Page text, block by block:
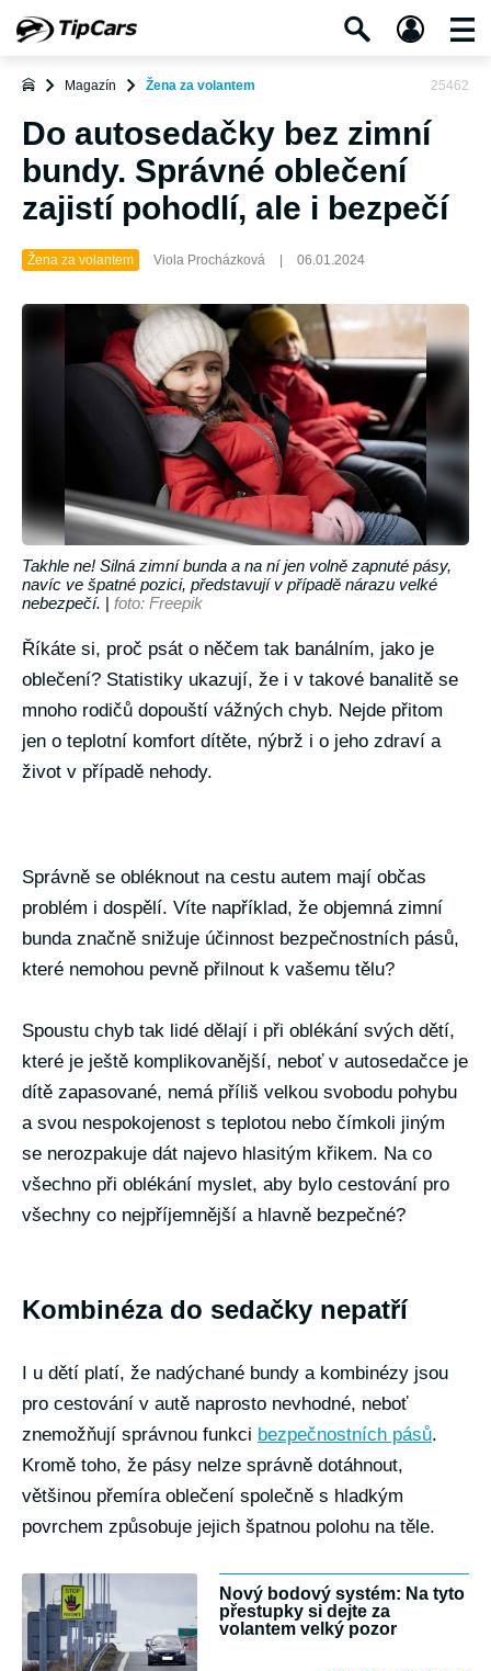
Magazín Žena za volantem 25462
Do autosedačky bez zimní
bundy. Správné oblečení
zajistí pohodlí, ale i bezpečí
Žena za volantem Viola Procházková 06.01.2024
Takhle ne! Silná zimní bunda a na ní jen volně zapnuté pásy,
navíc ve špatné pozici, představují v případě nárazu velké
nebezpečí. | foto: Freepik
Říkáte si, proč psát o něčem tak banálním, jako je
oblečení? Statistiky ukazují, že i v takové banalitě se
mnoho rodičů dopouští vážných chyb. Nejde přitom
jen o teplotní komfort dítěte, nýbrž i o jeho zdraví a
život v případě nehody.
Správně se obléknout na cestu autem mají občas
problém i dospělí. Víte například, že objemná zimní
bunda značně snižuje účinnost bezpečnostních pásů,
které nemohou pevně přilnout k vašemu tělu?
Spoustu chyb tak lidé dělají i při oblékání svých dětí,
které je ještě komplikovanější, neboť v autosedačce je
dítě zapasované, nemá příliš velkou svobodu pohybu
a svou nespokojenost s teplotou nebo čímkoli jiným
se nerozpakuje dát najevo hlasitým křikem. Na co
všechno při oblékání myslet, aby bylo cestování pro
všechny co nejpříjemnější a hlavně bezpečné?
Kombinéza do sedačky nepatří
I u dětí platí, že nadýchané bundy a kombinézy jsou
pro cestování v autě naprosto nevhodné, neboť
znemožňují správnou funkci bezpečnostních pásů.
Kromě toho, že pásy nelze správně dotáhnout,
většinou přemíra oblečení společně s hladkým
povrchem způsobuje jejich špatnou polohu na těle.
Nový bodový systém: Na tyto
přestupky si dejte za
volantem velký pozor